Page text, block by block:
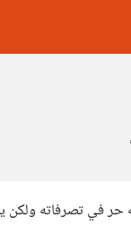
في تصرفاته ولكن